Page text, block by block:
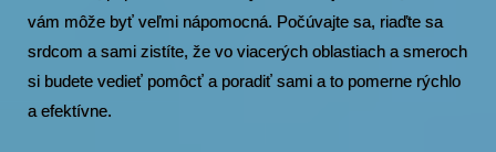
vám môže byť veľmi nápomocná. Počúvajte sa, riaďte sa
srdcom a sami zistíte, že vo viacerých oblastiach a smeroch
si budete vedieť pomôcť a poradiť sami a to pomerne rýchlo
a efektívne.